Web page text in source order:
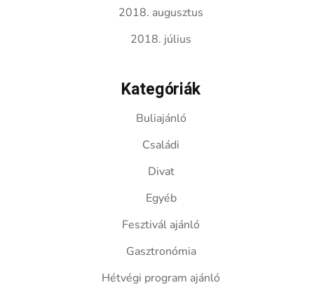
2018. augusztus
2018. július
Kategóriák
Buliajánló
Családi
Divat
Egyéb
Fesztivál ajánló
Gasztronómia
Hétvégi program ajánló